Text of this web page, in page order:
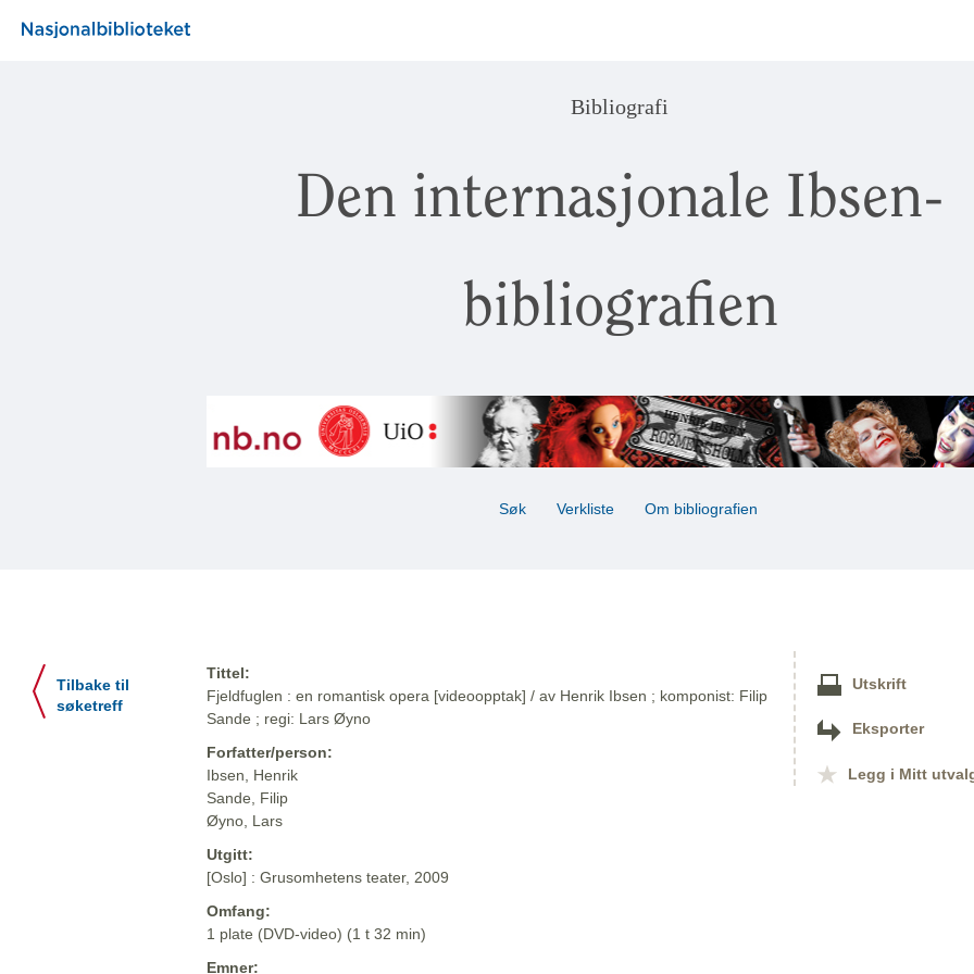
Bibliografi
Den internasjonale Ibsen-
bibliografien
Søk Verkliste Om bibliografien
Tilbake til
søketreff
Tittel:
Fjeldfuglen : en romantisk opera [videoopptak] / av Henrik Ibsen ; komponist: Filip
Sande ; regi: Lars Øyno
Forfatter/person:
Ibsen, Henrik
Sande, Filip
Øyno, Lars
Utgitt:
[Oslo] : Grusomhetens teater, 2009
Omfang:
1 plate (DVD-video) (1 t 32 min)
Emner:
Utskrift
Eksporter
Legg i Mitt